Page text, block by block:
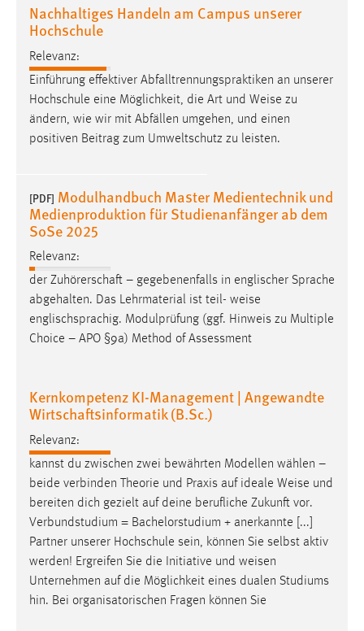
Nachhaltiges Handeln am Campus unserer
Hochschule
Relevanz:
Einführung effektiver Abfalltrennungspraktiken an unserer
Hochschule eine Möglichkeit, die Art und Weise zu
ändern, wie wir mit Abfällen umgehen, und einen
positiven Beitrag zum Umweltschutz zu leisten.
[PDF] Modulhandbuch Master Medientechnik und
Medienproduktion für Studienanfänger ab dem
SoSe 2025
Relevanz:
der Zuhörerschaft – gegebenenfalls in englischer Sprache
abgehalten. Das Lehrmaterial ist teil- weise
englischsprachig. Modulprüfung (ggf. Hinweis zu Multiple
Choice – APO §9a) Method of Assessment
Kernkompetenz KI-Management | Angewandte
Wirtschaftsinformatik (B.Sc.)
Relevanz:
kannst du zwischen zwei bewährten Modellen wählen –
beide verbinden Theorie und Praxis auf ideale Weise und
bereiten dich gezielt auf deine berufliche Zukunft vor.
Verbundstudium = Bachelorstudium + anerkannte [...]
Partner unserer Hochschule sein, können Sie selbst aktiv
werden! Ergreifen Sie die Initiative und weisen
Unternehmen auf die Möglichkeit eines dualen Studiums
hin. Bei organisatorischen Fragen können Sie
MARKETING
Marketing Cookies werden von Drittanbietern
verwendet, um personalisierte Werbung anzuzeigen.
Sie tun dies, indem sie Besucher über Websites
hinweg verfolgen.
Google Ads
Anbieter:
Google Ireland Limited
Conversion-Tracking
Cookie Laufzeit:
3 Monate
Name:
Anbieter:
Facebook
Zweck:
Conversion-Tracking
Cookie Laufzeit:
3 Monate